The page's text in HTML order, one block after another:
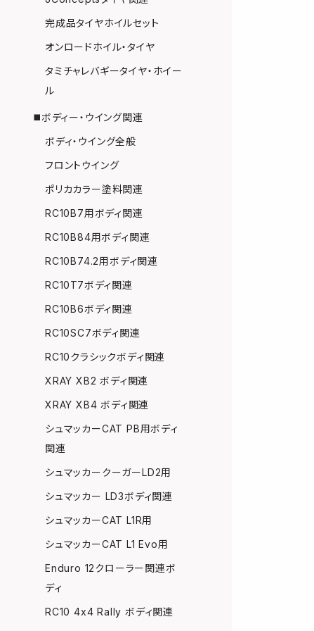
完成品タイヤホイルセット
オンロードホイル・タイヤ
タミチャレバギータイヤ・ホイー
ル
◼️ボディー・ウイング関連
ボディ・ウイング全般
フロントウイング
ポリカカラー塗料関連
RC10B7用ボディ関連
RC10B84用ボディ関連
RC10B74.2用ボディ関連
RC10T7ボディ関連
RC10B6ボディ関連
RC10SC7ボディ関連
RC10クラシックボディ関連
XRAY XB2 ボディ関連
XRAY XB4 ボディ関連
シュマッカーCAT PB用ボディ
関連
シュマッカークーガーLD2用
シュマッカー LD3ボディ関連
シュマッカーCAT L1R用
シュマッカーCAT L1 Evo用
Enduro 12クローラー関連ボ
ディ
RC10 4x4 Rally ボディ関連